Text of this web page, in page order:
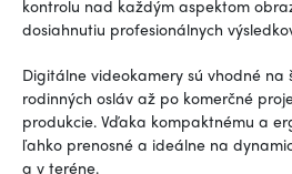
kontrolu nad každým aspektom
dosiahnutiu profesionálnych
Digitálne videokamery sú vhodné
rodinných osláv až po komerčné
produkcie. Vďaka kompaktnému a
ľahko prenosné a ideálne na
a v teréne.